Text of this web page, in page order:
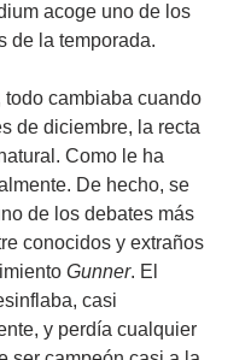
acoge uno de los
de la temporada.
todo cambiaba cuando
de diciembre, la recta
Como le ha
De hecho, se
de los debates más
conocidos y extraños
Gunner. El
casi
y perdía cualquier